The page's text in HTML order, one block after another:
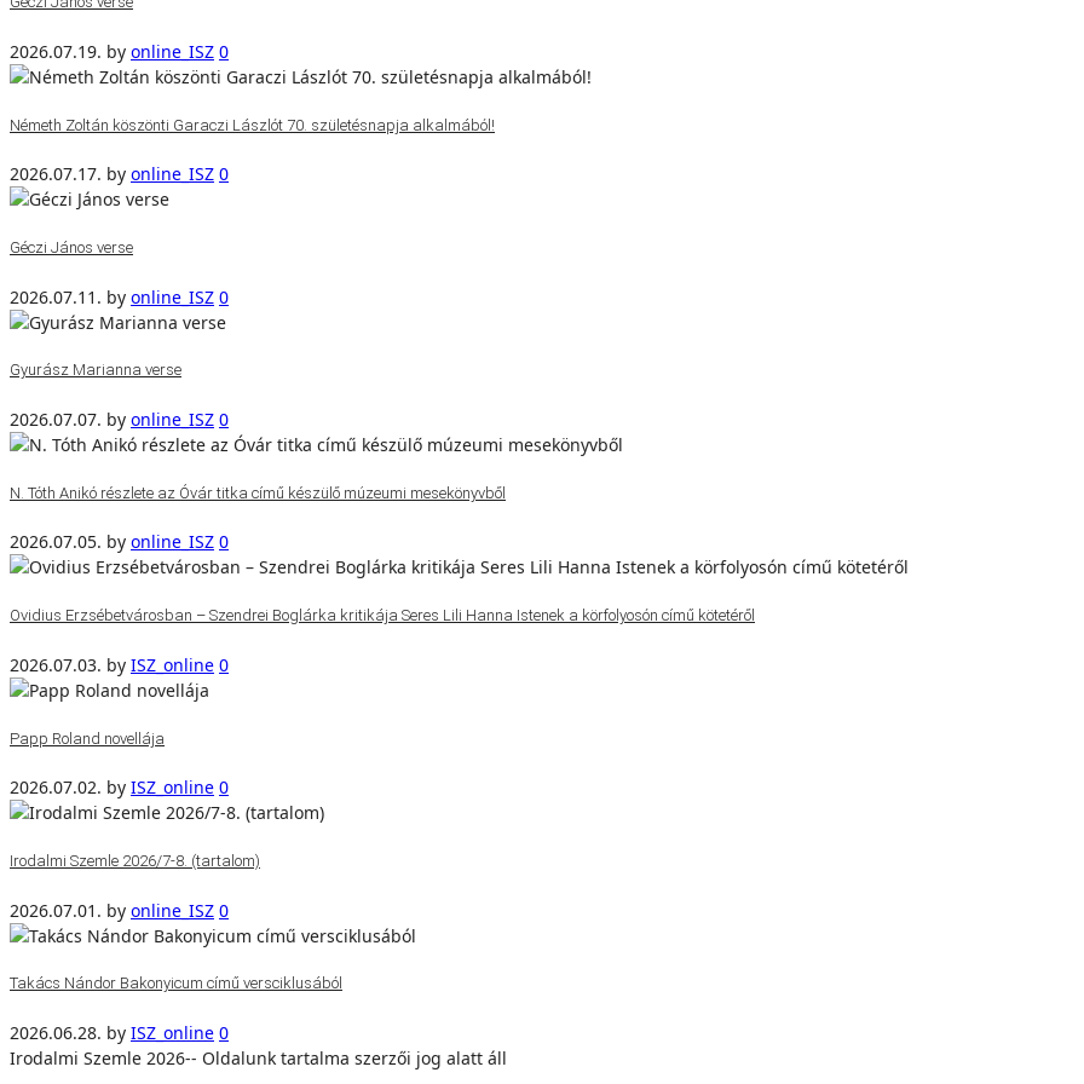
2026.07.19. by online_ISZ 0
Németh Zoltán köszönti Garaczi Lászlót 70. születésnapja alkalmából!
2026.07.17. by online_ISZ 0
Géczi János verse
2026.07.11. by online_ISZ 0
Gyurász Marianna verse
2026.07.07. by online_ISZ 0
N. Tóth Anikó részlete az Óvár titka című készülő múzeumi mesekönyvből
2026.07.05. by online_ISZ 0
Ovidius Erzsébetvárosban – Szendrei Boglárka kritikája Seres Lili Hanna Istenek a körfolyosón című kötetéről
2026.07.03. by ISZ_online 0
Papp Roland novellája
2026.07.02. by ISZ_online 0
Irodalmi Szemle 2026/7-8. (tartalom)
2026.07.01. by online_ISZ 0
Takács Nándor Bakonyicum című versciklusából
2026.06.28. by ISZ_online 0
Irodalmi Szemle 2026-- Oldalunk tartalma szerzői jog alatt áll